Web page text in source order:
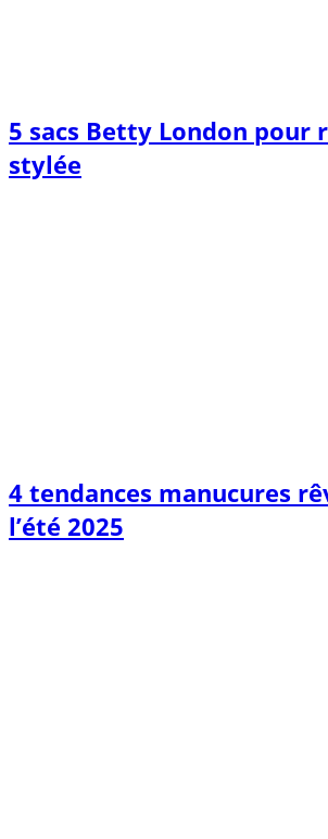
5 sacs Betty London pour
stylée
4 tendances manucures
l’été 2025